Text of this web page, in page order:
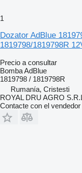
1
Dozator AdBlue
1819798/1819798R
Precio a consultar
Bomba AdBlue
1819798 / 1819798R
Rumanía, Cristesti
ROYAL DRU AGRO
Contacte con el vendedor